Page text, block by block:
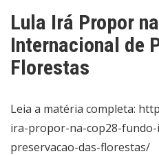
Lula Irá Propor
Internacional de
Florestas
Leia a matéria completa:
ira-propor-na-cop28-
preservacao-das-florestas/